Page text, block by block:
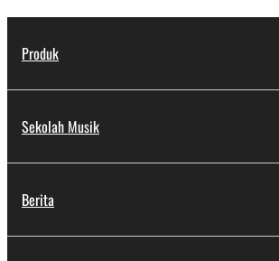
Produk
Sekolah Musik
Berita